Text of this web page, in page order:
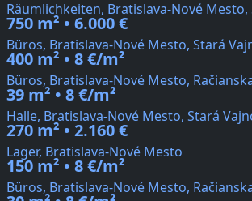
Räumlichkeiten, Bratislava-Nové
750 m² • 6.000 €
Büros, Bratislava-Nové Mesto, Stará
400 m² • 8 €/m²
Büros, Bratislava-Nové Mesto,
39 m² • 8 €/m²
Halle, Bratislava-Nové Mesto, Stará
270 m² • 2.160 €
Lager, Bratislava-Nové Mesto
150 m² • 8 €/m²
Büros, Bratislava-Nové Mesto,